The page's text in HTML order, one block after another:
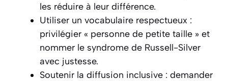
les réduire à leur différence.
Utiliser un vocabulaire respectueux :
privilégier « personne de petite taille » et
nommer le syndrome de Russell-Silver
avec justesse.
Soutenir la diffusion inclusive : demander